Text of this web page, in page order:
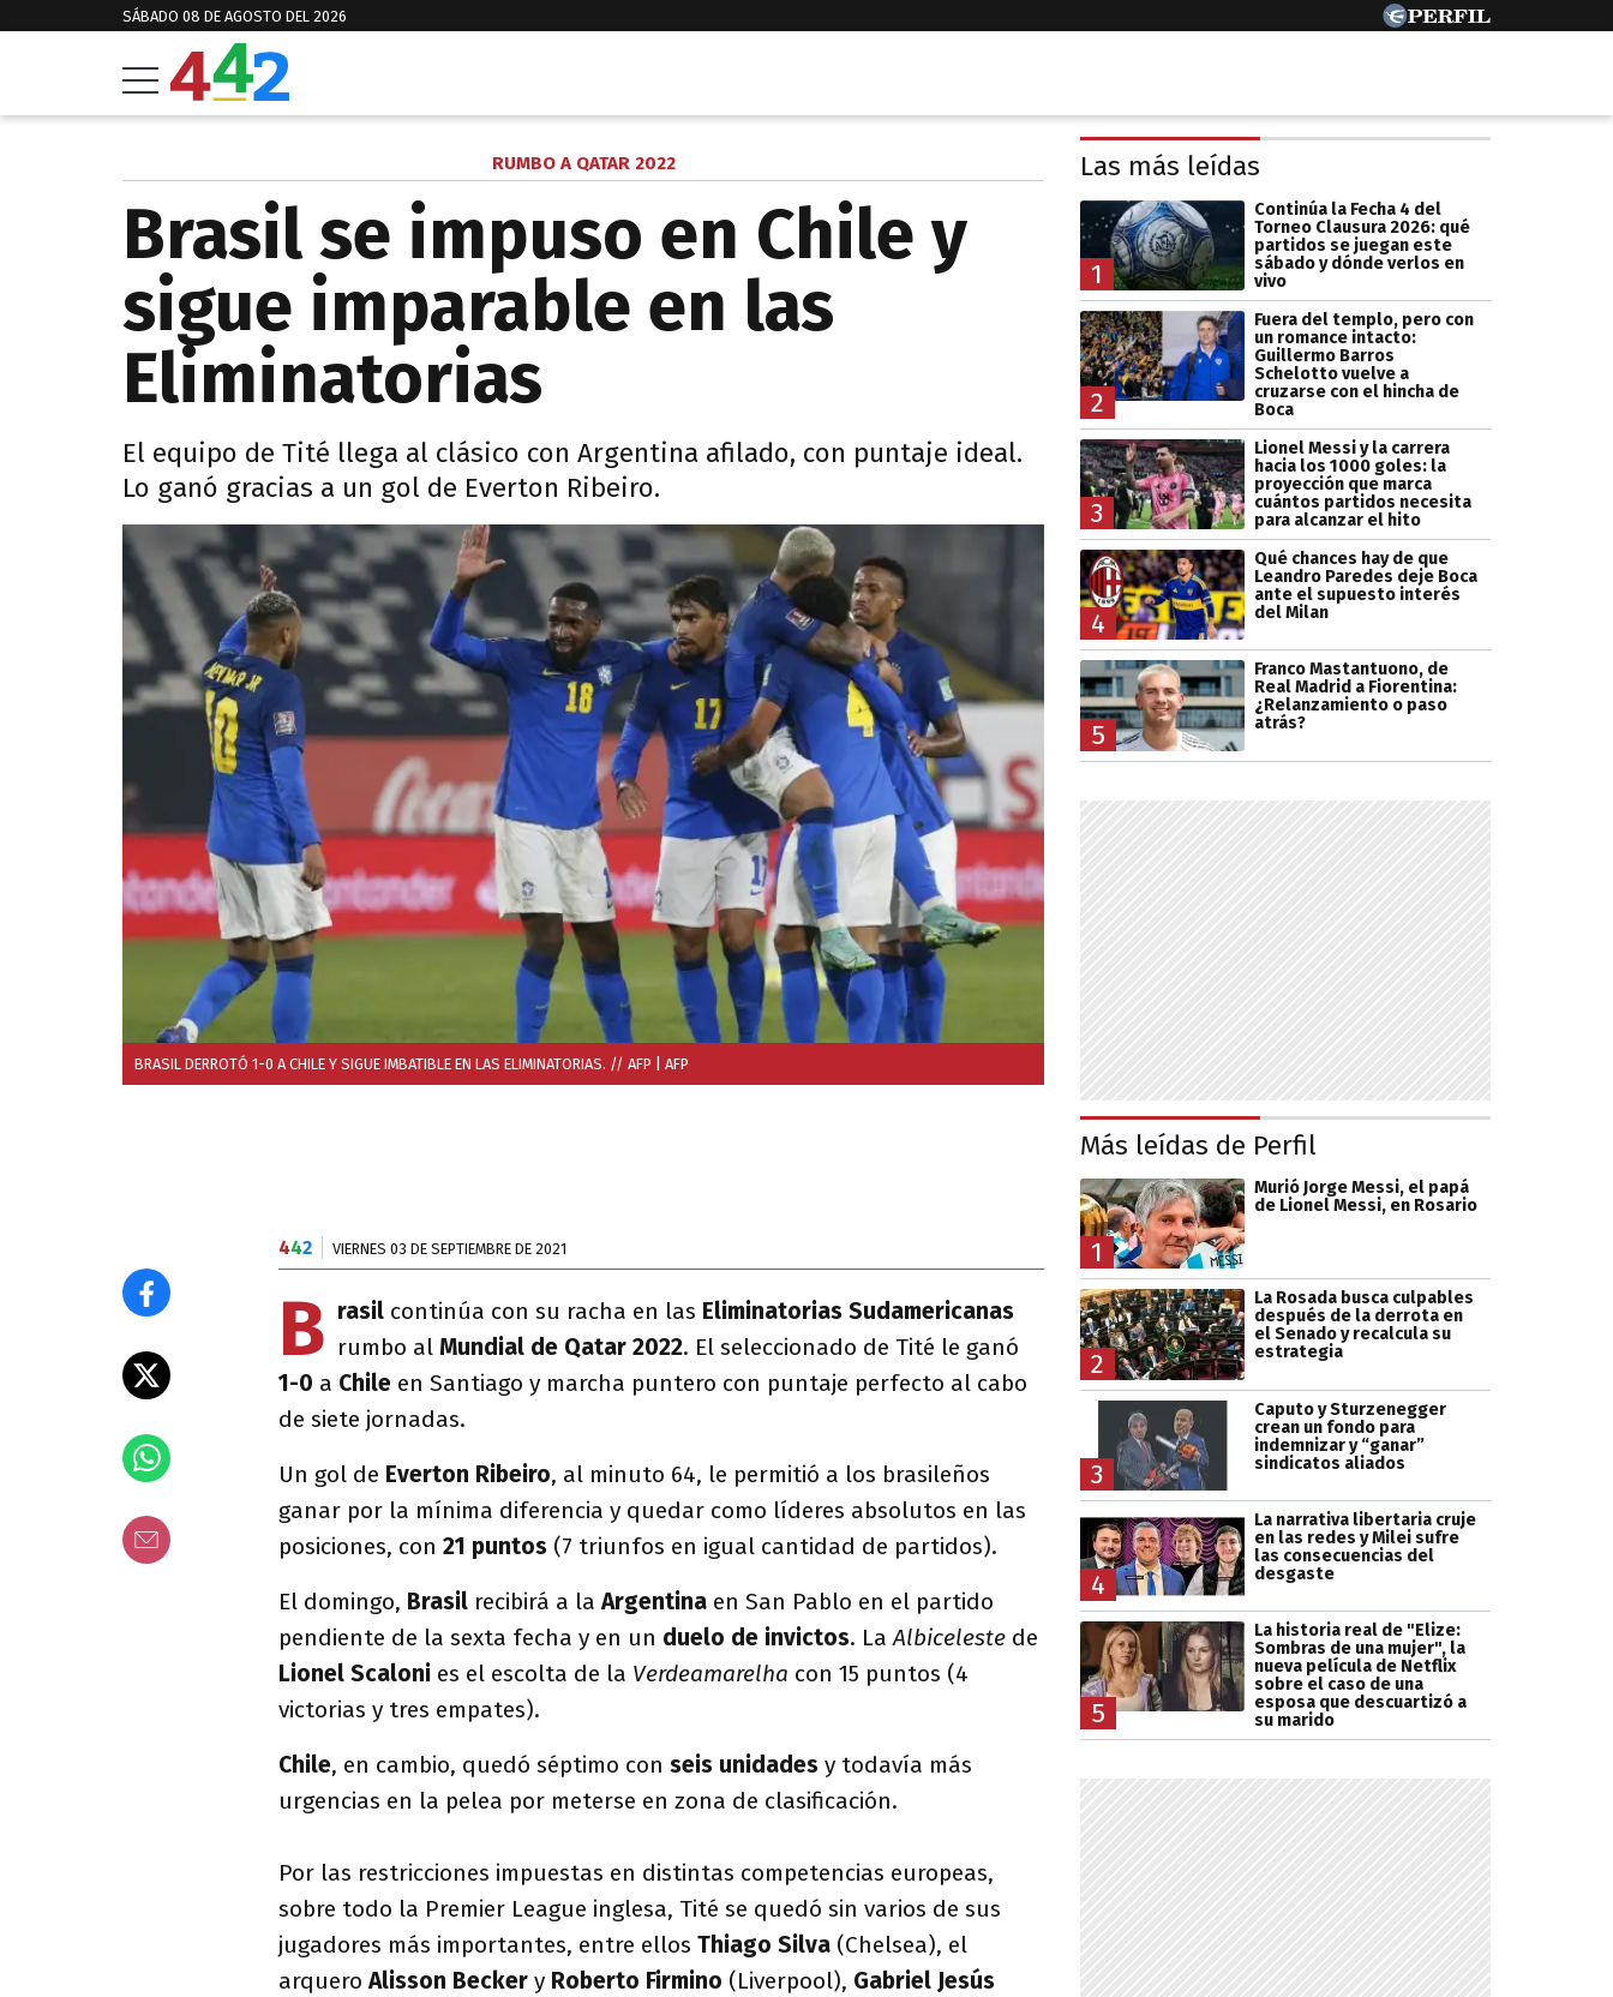
SÁBADO 08 DE AGOSTO DEL 2026
RUMBO A QATAR 2022
Brasil se impuso en Chile y
sigue imparable en las
Eliminatorias
El equipo de Tité llega al clásico con Argentina afilado, con puntaje ideal.
Lo ganó gracias a un gol de Everton Ribeiro.
BRASIL DERROTÓ 1-0 A CHILE Y SIGUE IMBATIBLE EN LAS ELIMINATORIAS. // AFP | AFP
442 VIERNES 03 DE SEPTIEMBRE DE 2021
B rasil continúa con su racha en las Eliminatorias Sudamericanas
rumbo al Mundial de Qatar 2022. El seleccionado de Tité le ganó
1-0 a Chile en Santiago y marcha puntero con puntaje perfecto al cabo
de siete jornadas.
Un gol de Everton Ribeiro, al minuto 64, le permitió a los brasileños
ganar por la mínima diferencia y quedar como líderes absolutos en las
posiciones, con 21 puntos (7 triunfos en igual cantidad de partidos).
El domingo, Brasil recibirá a laArgentina en San Pablo en el partido
pendiente de la sexta fecha y en un duelo de invictos. LaAlbiceleste de
Lionel Scaloni es el escolta de la Verdeamarelha con 15 puntos (4
victorias y tres empates).
Chile, en cambio, quedó séptimo con seis unidades y todavía más
urgencias en la pelea por meterse en zona de clasificación.
Por las restricciones impuestas en distintas competencias europeas,
sobre todo la Premier League inglesa, Tité se quedó sin varios de sus
jugadores más importantes, entre ellos Thiago Silva (Chelsea), el
arqueroAlisson Becker y Roberto Firmino (Liverpool), Gabriel Jesús
Las más leídas
1
Continúa la Fecha 4 del
Torneo Clausura 2026: qué
partidos se juegan este
sábado y dónde verlos en
vivo
2
Fuera del templo, pero con
un romance intacto:
Guillermo Barros
Schelotto vuelve a
cruzarse con el hincha de
Boca
3
Lionel Messi y la carrera
hacia los 1000 goles: la
proyección que marca
cuántos partidos necesita
para alcanzar el hito
4
Qué chances hay de que
Leandro Paredes deje Boca
ante el supuesto interés
del Milan
5
Franco Mastantuono, de
Real Madrid a Fiorentina:
¿Relanzamiento o paso
atrás?
Más leídas de Perfil
1
Murió Jorge Messi, el papá
de Lionel Messi, en Rosario
2
La Rosada busca culpables
después de la derrota en
el Senado y recalcula su
estrategia
3
Caputo y Sturzenegger
crean un fondo para
indemnizar y “ganar”
sindicatos aliados
4
La narrativa libertaria cruje
en las redes y Milei sufre
las consecuencias del
desgaste
5
La historia real de "Elize:
Sombras de una mujer", la
nueva película de Netflix
sobre el caso de una
esposa que descuartizó a
su marido